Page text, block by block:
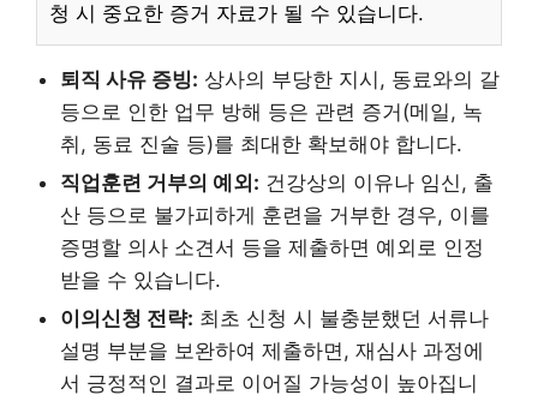
청 시 중요한 증거 자료가 될 수 있습니다.
퇴직 사유 증빙: 상사의 부당한 지시, 동료와의 갈
등으로 인한 업무 방해 등은 관련 증거(메일, 녹
취, 동료 진술 등)를 최대한 확보해야 합니다.
직업훈련 거부의 예외: 건강상의 이유나 임신, 출
산 등으로 불가피하게 훈련을 거부한 경우, 이를
증명할 의사 소견서 등을 제출하면 예외로 인정
받을 수 있습니다.
이의신청 전략: 최초 신청 시 불충분했던 서류나
설명 부분을 보완하여 제출하면, 재심사 과정에
서 긍정적인 결과로 이어질 가능성이 높아집니